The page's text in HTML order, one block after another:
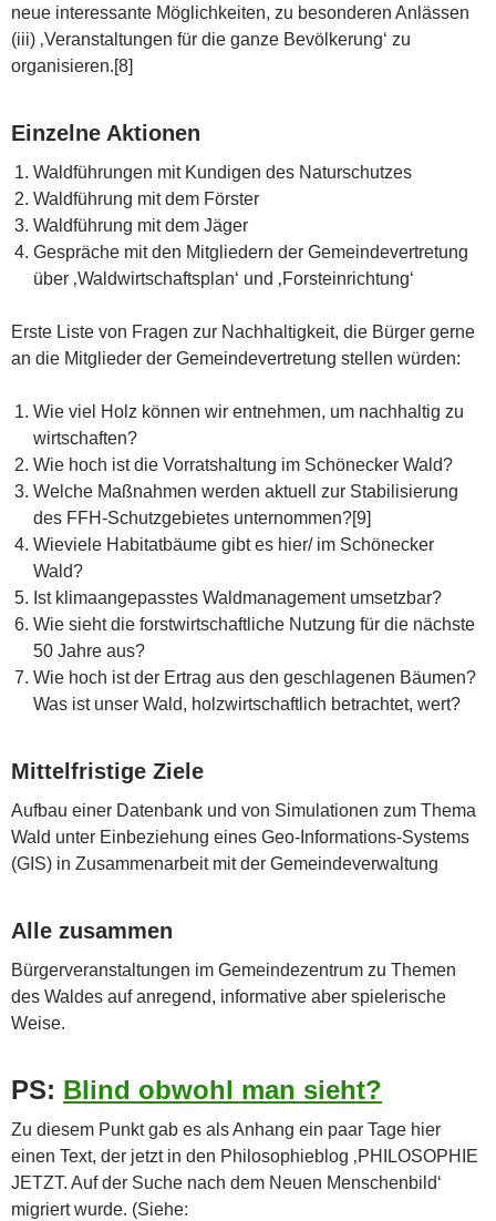
neue interessante Möglichkeiten, zu besonderen Anlässen
(iii) ‚Veranstaltungen für die ganze Bevölkerung‘ zu
organisieren.[8]
Einzelne Aktionen
Waldführungen mit Kundigen des Naturschutzes
Waldführung mit dem Förster
Waldführung mit dem Jäger
Gespräche mit den Mitgliedern der Gemeindevertretung
über ‚Waldwirtschaftsplan‘ und ‚Forsteinrichtung‘
Erste Liste von Fragen zur Nachhaltigkeit, die Bürger gerne
an die Mitglieder der Gemeindevertretung stellen würden:
Wie viel Holz können wir entnehmen, um nachhaltig zu
wirtschaften?
Wie hoch ist die Vorratshaltung im Schönecker Wald?
Welche Maßnahmen werden aktuell zur Stabilisierung
des FFH-Schutzgebietes unternommen?[9]
Wieviele Habitatbäume gibt es hier/ im Schönecker
Wald?
Ist klimaangepasstes Waldmanagement umsetzbar?
Wie sieht die forstwirtschaftliche Nutzung für die nächste
50 Jahre aus?
Wie hoch ist der Ertrag aus den geschlagenen Bäumen?
Was ist unser Wald, holzwirtschaftlich betrachtet, wert?
Mittelfristige Ziele
Aufbau einer Datenbank und von Simulationen zum Thema
Wald unter Einbeziehung eines Geo-Informations-Systems
(GIS) in Zusammenarbeit mit der Gemeindeverwaltung
Alle zusammen
Bürgerveranstaltungen im Gemeindezentrum zu Themen
des Waldes auf anregend, informative aber spielerische
Weise.
PS: Blind obwohl man sieht?
Zu diesem Punkt gab es als Anhang ein paar Tage hier
einen Text, der jetzt in den Philosophieblog ‚PHILOSOPHIE
JETZT. Auf der Suche nach dem Neuen Menschenbild‘
migriert wurde. (Siehe: